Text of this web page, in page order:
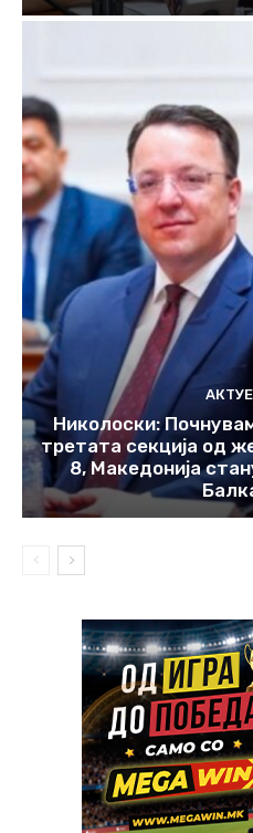
Николоски:
третата секција од
8, Македонија